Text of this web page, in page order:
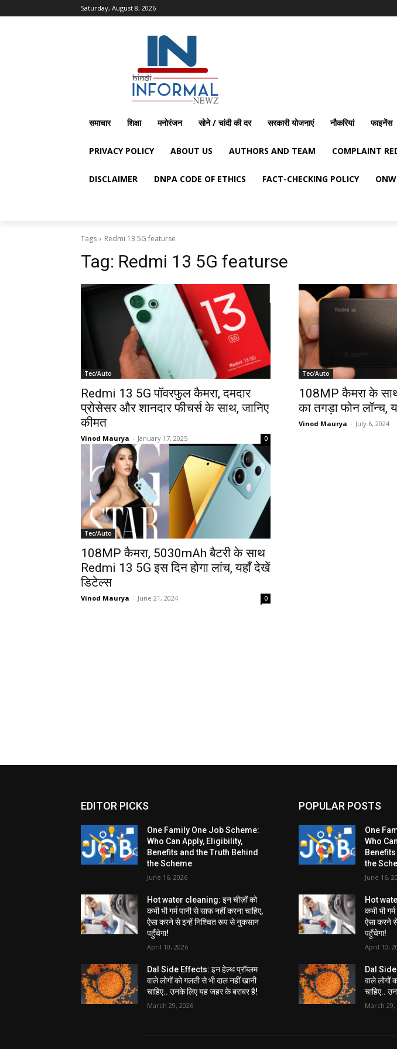
Saturday, August 8, 2026
समाचार शिक्षा मनोरंजन सोने / चांदी की दर सरकारी योजनाएं नौकरियां फाइनेंस
PRIVACY POLICY ABOUT US AUTHORS AND TEAM COMPLAINT
DISCLAIMER DNPA CODE OF ETHICS FACT-CHECKING POLICY
Tags Redmi 13 5G featurse
Tag: Redmi 13 5G featurse
Tec/Auto
Redmi 13 5G पॉवरफुल कैमरा, दमदार
प्रोसेसर और शानदार फीचर्स के साथ, जानिए
कीमत
Vinod Maurya - January 17, 2025 0
Tec/Auto
108MP कैमरा के
का तगड़ा फोन लॉन्च,
Vinod Maurya - July 6, 2024
Tec/Auto
108MP कैमरा, 5030mAh बैटरी के साथ
Redmi 13 5G इस दिन होगा लांच, यहाँ देखें
डिटेल्स
Vinod Maurya - June 21, 2024 0
EDITOR PICKS
One Family One Job Scheme:
Who Can Apply, Eligibility,
Benefits and the Truth Behind
the Scheme
June 16, 2026
Hot water cleaning: इन चीज़ों को
कभी भी गर्म पानी से साफ नहीं करना चाहिए,
ऐसा करने से इन्हें निश्चित रूप से नुकसान
पहुँचेगा!
April 10, 2026
Dal Side Effects: इन हेल्थ प्रॉब्लम
वाले लोगों को गलती से भी दाल नहीं खानी
चाहिए.. उनके लिए यह जहर के बराबर है!
March 29, 2026
POPULAR POSTS
One
Who
the
June 16,
Hot
कभी भी
ऐसा करने
पहुँचेगा!
April 10,
Dal Side
वाले लोगों
चाहिए..
March 29,